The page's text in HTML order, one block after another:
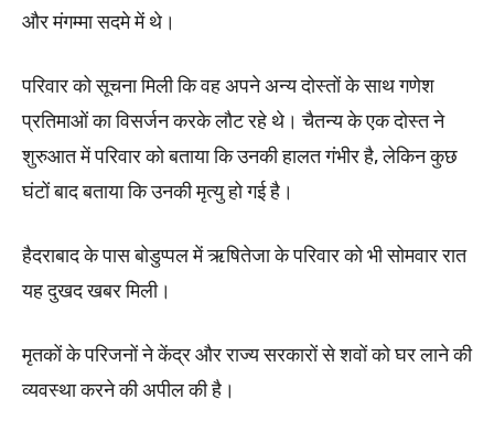
और मंगम्मा सदमे में थे।
परिवार को सूचना मिली कि वह अपने अन्य दोस्तों के साथ गणेश
प्रतिमाओं का विसर्जन करके लौट रहे थे। चैतन्य के एक दोस्त ने
शुरुआत में परिवार को बताया कि उनकी हालत गंभीर है, लेकिन कुछ
घंटों बाद बताया कि उनकी मृत्यु हो गई है।
हैदराबाद के पास बोडुप्पल में ऋषितेजा के परिवार को भी सोमवार रात
यह दुखद खबर मिली।
मृतकों के परिजनों ने केंद्र और राज्य सरकारों से शवों को घर लाने की
व्यवस्था करने की अपील की है।